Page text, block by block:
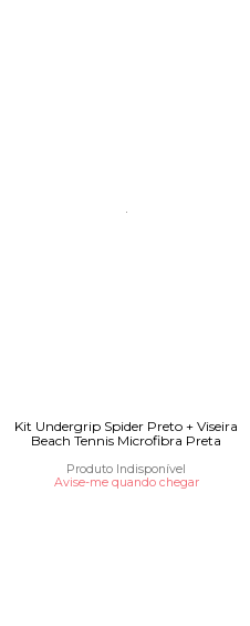
Kit Undergrip Spider Preto + Viseira
Beach Tennis Microfibra Preta
Produto Indisponível
Avise-me quando chegar